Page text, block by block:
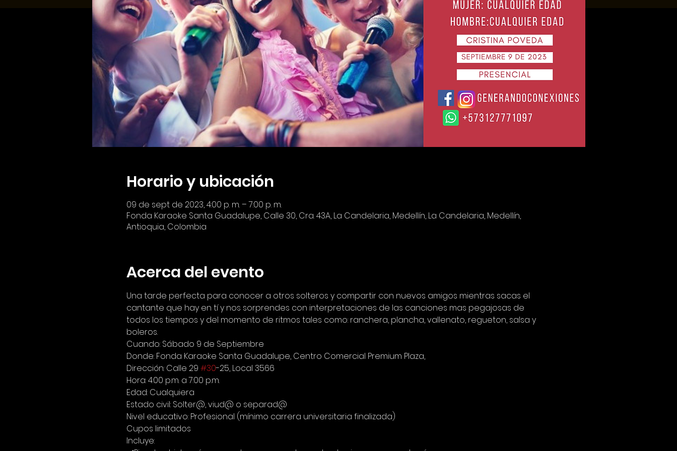
Horario y ubicación
09 de sept de 2023, 4:00 p. m. – 7:00 p. m.
Fonda Karaoke Santa Guadalupe, Calle 30, Cra. 43A, La Candelaria, Medellín, La Candelaria, Medellín,
Antioquia, Colombia
Acerca del evento
Una tarde perfecta para conocer a otros solteros y compartir con nuevos amigos mientras sacas el
cantante que hay en tí y nos sorprendes con interpretaciones de las canciones mas pegajosas de
todos los tiempos y del momento de ritmos tales como: ranchera, plancha, vallenato, regueton, salsa y
boleros.
Cuando: Sábado 9 de Septiembre
Donde: Fonda Karaoke Santa Guadalupe, Centro Comercial Premium Plaza,
Dirección: Calle 29 #30-25, Local 3566
Hora: 4:00 p.m. a 7:00 p.m.
Edad: Cualquiera
Estado civil: Solter@, viud@ o separad@
Nivel educativo: Profesional (mínimo carrera universitaria finalizada)
Cupos limitados
Incluye: